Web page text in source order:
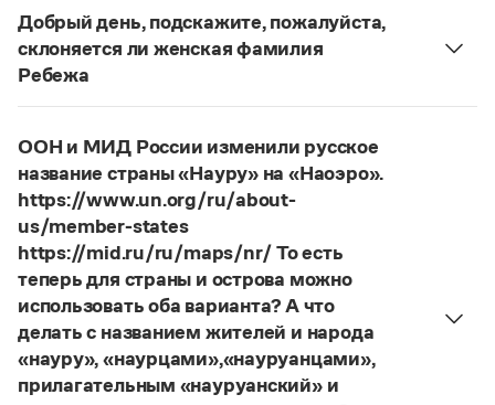
Правила русского языка: от азов до тонкостей
Интерактивные упражнения: от простого к сложному
Скороговорки
Издательство
Словари
Научпоп
Учебники и справочники
Все книги
то игнорируют рекомендации нормативных
словарей русского языка, в которых указан глагол
развесить
развешенный) со значением «повесить в разных
местах (несколько, много предметов)». Ср.:
знаю, что на стенах своей квартиры вы развесили
разные географические карты.
Бретер. И эти карты, безусловно, развешены.
Страница ответа
Добрый день, подскажите, пожалуйста,
склоняется ли женская фамилия
Ребежа
ФамилияРебежасклоняется (и мужская, и
Страница ответа
ООН и МИД России изменили русское
название страны «Науру» на «Наоэро».
https://www.un.org/ru/about-
us/member-states
https://mid.ru/ru/maps/nr/ То есть
теперь для страны и острова можно
использовать оба варианта? А что
делать с названием жителей и народа
«науру», «наурцами»,«науруанцами»,
прилагательным «науруанский» и